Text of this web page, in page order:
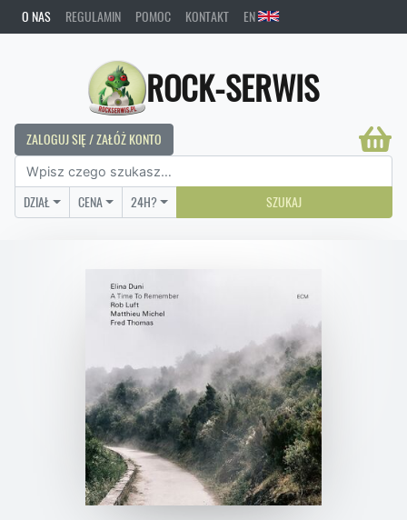
O NAS REGULAMIN POMOC KONTAKT EN
ROCK-SERWIS
ZALOGUJ SIĘ / ZAŁÓŻ KONTO
DZIAŁ CENA 24H? SZUKAJ